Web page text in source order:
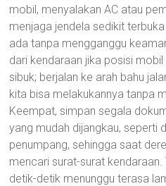
mobil, menyalakan AC atau
menjaga jendela sedikit
ada tanpa mengganggu
dari kendaraan jika posisi
sibuk; berjalan ke arah bahu
kita bisa melakukannya tanpa
Keempat, simpan segala
yang mudah dijangkau, seperti
penumpang, sehingga saat
mencari surat-surat
detik-detik menunggu terasa